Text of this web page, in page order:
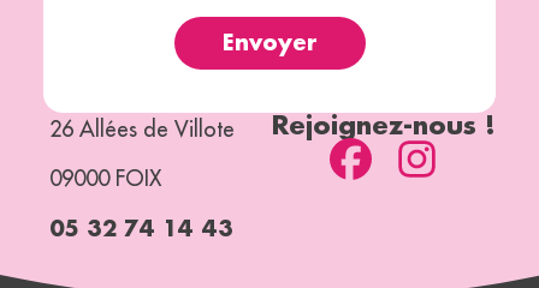
Envoyer
26 Allées de Villote
09000 FOIX
05 32 74 14 43
Rejoignez-nous !